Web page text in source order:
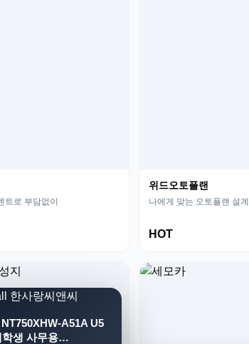
트로 부담없이
위드오토플랜
나에게 맞는 오토플랜 설계
HOT
A51A U5
학생 사무용…